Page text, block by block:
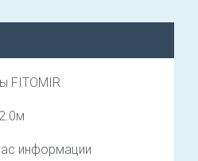
FITOMIR
информации